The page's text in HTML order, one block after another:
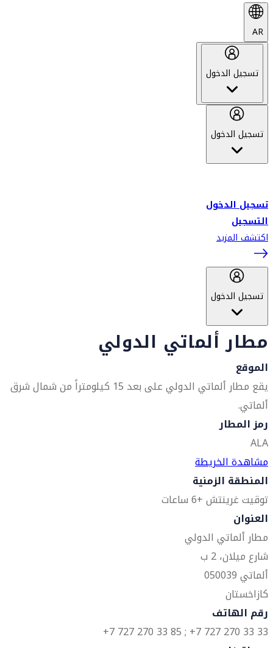
AR
تسجيل الدخول
تسجيل الدخول
تسجيل الدخول
التسجيل
اكتشف المزيد
تسجيل الدخول
مطار ألماتي الدولي
الموقع
يقع مطار ألماتي الدولي على بعد 15 كيلومتراً من شمال شرق
ألماتي.
رمز المطار
ALA
مشاهدة الخريطة
المنطقة الزمنية
توقيت غرينتش +6 ساعات
العنوان
مطار ألماتي الدولي
شارع ميلان، 2 ب
ألماتي 050039
كازاخستان
رقم الهاتف
33 33 270 727 7+ ; 85 33 270 727 7+